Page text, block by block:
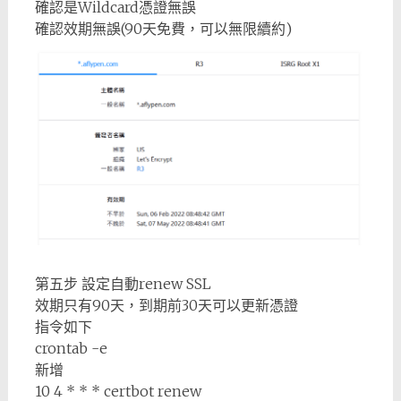
確認是Wildcard憑證無誤
確認效期無誤(90天免費，可以無限續約)
第五步 設定自動renew SSL
效期只有90天，到期前30天可以更新憑證
指令如下
crontab -e
新增
10 4 * * * certbot renew